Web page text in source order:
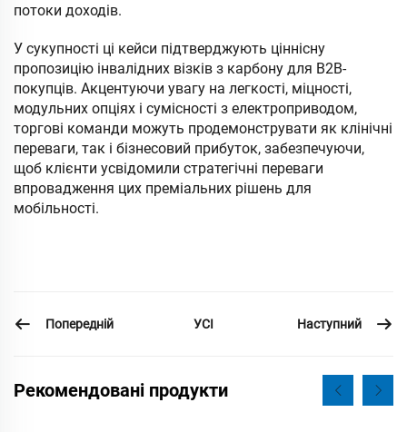
потоки доходів.
У сукупності ці кейси підтверджують ціннісну
пропозицію інвалідних візків з карбону для B2B-
покупців. Акцентуючи увагу на легкості, міцності,
модульних опціях і сумісності з електроприводом,
торгові команди можуть продемонструвати як клінічні
переваги, так і бізнесовий прибуток, забезпечуючи,
щоб клієнти усвідомили стратегічні переваги
впровадження цих преміальних рішень для
мобільності.
Попередній УСІ Наступний
Рекомендовані продукти